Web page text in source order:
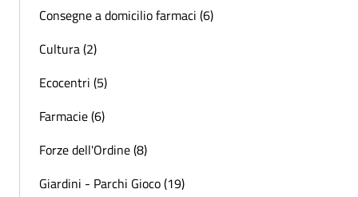
Consegne a domicilio farmaci (6)
Cultura (2)
Ecocentri (5)
Farmacie (6)
Forze dell'Ordine (8)
Giardini - Parchi Gioco (19)